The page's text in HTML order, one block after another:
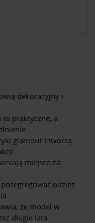
dekoracyjny i
to praktyczne, a
glamour i tworzą
miejsce na
odzież
że model w
długie lata